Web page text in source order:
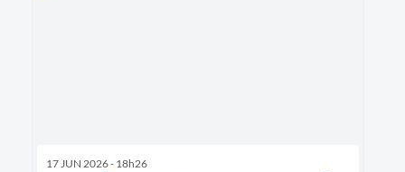
17 JUN 2026 - 18h26